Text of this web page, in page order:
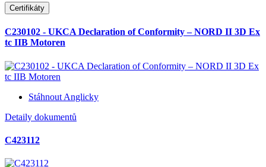
Certifikáty
C230102 - UKCA Declaration of Conformity – NORD II 3D Ex
tc IIB Motoren
Stáhnout Anglicky
Detaily dokumentů
C423112